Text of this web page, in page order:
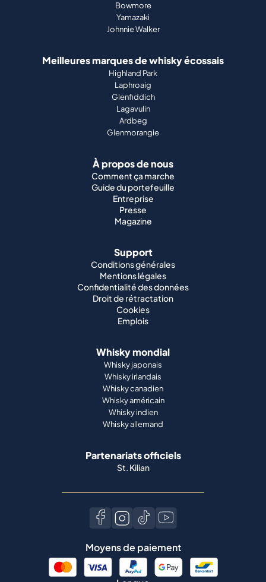
Bowmore
Yamazaki
Johnnie Walker
Meilleures marques de whisky écossais
Highland Park
Laphroaig
Glenfiddich
Lagavulin
Ardbeg
Glenmorangie
À propos de nous
Comment ça marche
Guide du portefeuille
Entreprise
Presse
Magazine
Support
Conditions générales
Mentions légales
Confidentialité des données
Droit de rétractation
Cookies
Emplois
Whisky mondial
Whisky japonais
Whisky irlandais
Whisky canadien
Whisky américain
Whisky indien
Whisky allemand
Partenariats officiels
St. Kilian
Moyens de paiement